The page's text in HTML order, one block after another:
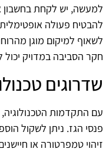
למעשה, יש לקחת בחשבון
להבטיח פעולה
לשאוף למיקום מוגן
חקר הסביבה במדויק
שדרוגים
עם התקדמות
פנסי הגז. ניתן לשקול
זיהוי טמפרטורה או